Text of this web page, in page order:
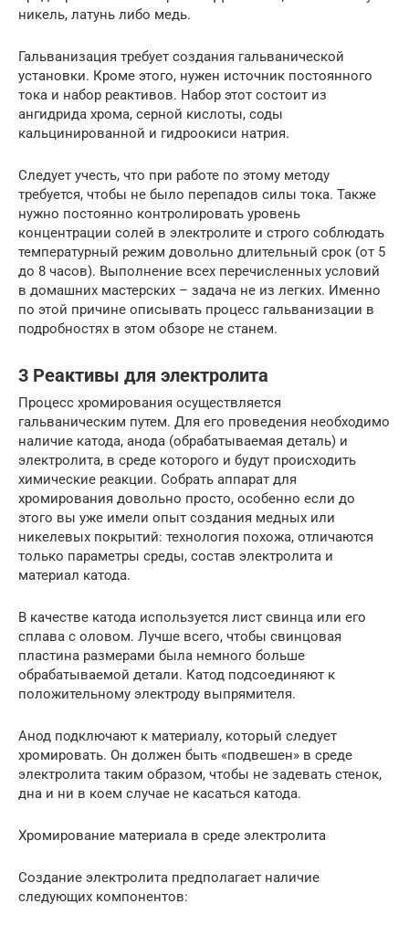
никель, латунь либо медь.
Гальванизация требует создания гальванической
установки. Кроме этого, нужен источник постоянного
тока и набор реактивов. Набор этот состоит из
ангидрида хрома, серной кислоты, соды
кальцинированной и гидроокиси натрия.
Следует учесть, что при работе по этому методу
требуется, чтобы не было перепадов силы тока. Также
нужно постоянно контролировать уровень
концентрации солей в электролите и строго соблюдать
температурный режим довольно длительный срок (от 5
до 8 часов). Выполнение всех перечисленных условий
в домашних мастерских – задача не из легких. Именно
по этой причине описывать процесс гальванизации в
подробностях в этом обзоре не станем.
3 Реактивы для электролита
Процесс хромирования осуществляется
гальваническим путем. Для его проведения необходимо
наличие катода, анода (обрабатываемая деталь) и
электролита, в среде которого и будут происходить
химические реакции. Собрать аппарат для
хромирования довольно просто, особенно если до
этого вы уже имели опыт создания медных или
никелевых покрытий: технология похожа, отличаются
только параметры среды, состав электролита и
материал катода.
В качестве катода используется лист свинца или его
сплава с оловом. Лучше всего, чтобы свинцовая
пластина размерами была немного больше
обрабатываемой детали. Катод подсоединяют к
положительному электроду выпрямителя.
Анод подключают к материалу, который следует
хромировать. Он должен быть «подвешен» в среде
электролита таким образом, чтобы не задевать стенок,
дна и ни в коем случае не касаться катода.
Хромирование материала в среде электролита
Создание электролита предполагает наличие
следующих компонентов: